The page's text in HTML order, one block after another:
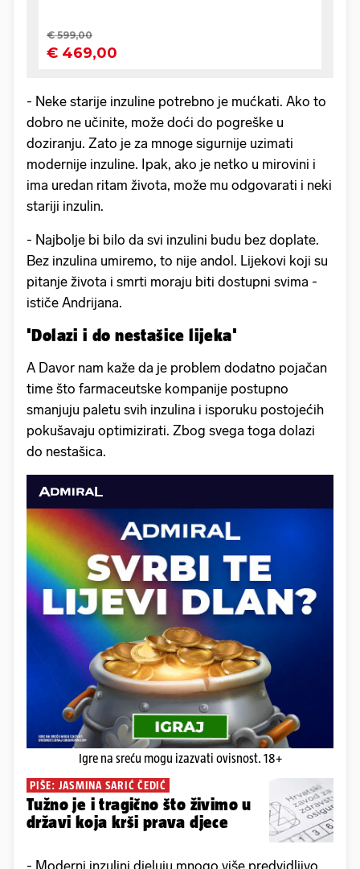
- Neke starije inzuline potrebno je mućkati. Ako to
dobro ne učinite, može doći do pogreške u
doziranju. Zato je za mnoge sigurnije uzimati
modernije inzuline. Ipak, ako je netko u mirovini i
ima uredan ritam života, može mu odgovarati i neki
stariji inzulin.
- Najbolje bi bilo da svi inzulini budu bez doplate.
Bez inzulina umiremo, to nije andol. Lijekovi koji su
pitanje života i smrti moraju biti dostupni svima -
ističe Andrijana.
'Dolazi i do nestašice lijeka'
A Davor nam kaže da je problem dodatno pojačan
time što farmaceutske kompanije postupno
smanjuju paletu svih inzulina i isporuku postojećih
pokušavaju optimizirati. Zbog svega toga dolazi
do nestašica.
Igre na sreću mogu izazvati ovisnost. 18+
PIŠE: JASMINA SARIĆ ČEDIĆ
Tužno je i tragično što živimo u
državi koja krši prava djece